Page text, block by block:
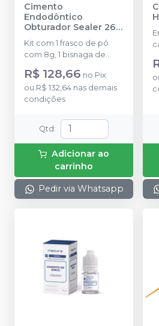
Cimento
Endodôntico
Obturador Sealer 26-
Kit com 1 frasco de pó
com 8g, 1 bisnaga de
R$ 128,66 no Pix
ou R$ 132,64 nas demais
condições
Qtd :
Adicionar ao
carrinho
Pedir via Whatsapp